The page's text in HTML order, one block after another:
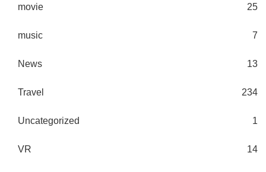
movie 25
music 7
News 13
Travel 234
Uncategorized 1
VR 14